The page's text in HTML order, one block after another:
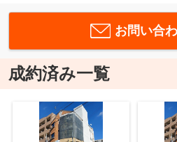
お問い合
成約済み一覧